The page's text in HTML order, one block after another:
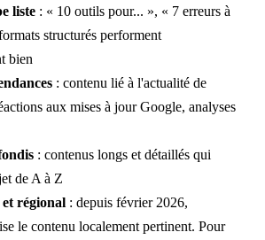
liste: « 10 outils pour... », « 7 erreurs à
structurés performent
bien
: contenu lié à l'actualité de
aux mises à jour Google, analyses
: contenus longs et détaillés qui
de A à Z
régional: depuis février 2026,
le contenu localement pertinent. Pour